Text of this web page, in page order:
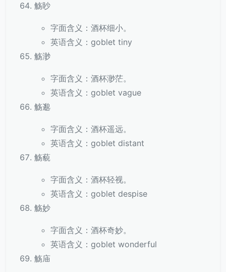
觞眇
字面含义：酒杯细小。
英语含义：goblet tiny
觞渺
字面含义：酒杯渺茫。
英语含义：goblet vague
觞邈
字面含义：酒杯遥远。
英语含义：goblet distant
觞藐
字面含义：酒杯轻视。
英语含义：goblet despise
觞妙
字面含义：酒杯奇妙。
英语含义：goblet wonderful
觞庙